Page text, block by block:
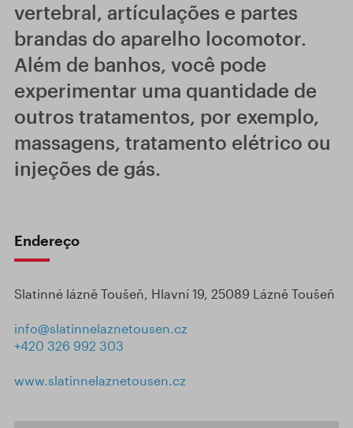
vertebral, artículações e partes
brandas do aparelho locomotor.
Além de banhos, você pode
experimentar uma quantidade de
outros tratamentos, por exemplo,
massagens, tratamento elétrico ou
injeções de gás.
Endereço
Slatinné lázně Toušeň, Hlavní 19, 25089 Lázně Toušeň
info@slatinnelaznetousen.cz
+420 326 992 303
www.slatinnelaznetousen.cz